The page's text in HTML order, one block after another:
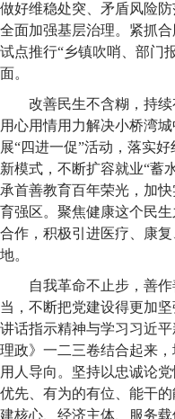
做好维稳处突、矛盾风险
全面加强基层治理。紧抓
试点推行“乡镇吹哨、部门
面。
改善民生不含糊，持
用心用情用力解决小桥湾
展“四进一促”活动，落实
新模式，不断扩容就业“蓄
承首善教育百年荣光，加
育强区。聚焦健康这个民
合作，积极引进医疗、康
地。
自我革命不止步，善
当，不断把党建设得更加
讲话指示精神与学习习近
理政》一二三卷结合起来
用人导向。坚持以忠诚论
优先、有为的有位、能干
建核心、经济主体、服务